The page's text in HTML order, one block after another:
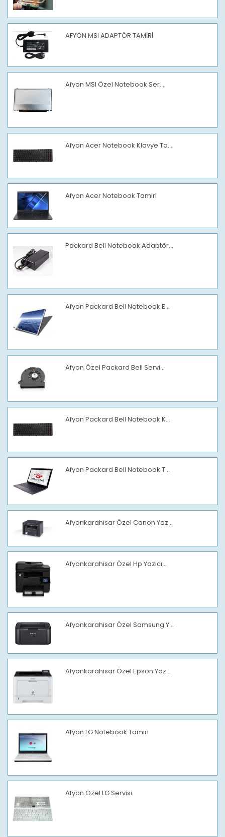
AFYON MSI ADAPTÖR TAMİRİ
Afyon MSI Özel Notebook Ser...
Afyon Acer Notebook Klavye Ta...
Afyon Acer Notebook Tamiri
Packard Bell Notebook Adaptör...
Afyon Packard Bell Notebook E...
Afyon Özel Packard Bell Servi...
Afyon Packard Bell Notebook K...
Afyon Packard Bell Notebook T...
Afyonkarahisar Özel Canon Yaz...
Afyonkarahisar Özel Hp Yazıcı...
Afyonkarahisar Özel Samsung Y...
Afyonkarahisar Özel Epson Yaz...
Afyon LG Notebook Tamiri
Afyon Özel LG Servisi